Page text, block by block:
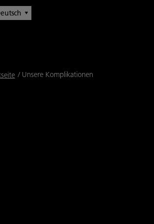
Unsere Komplikationen